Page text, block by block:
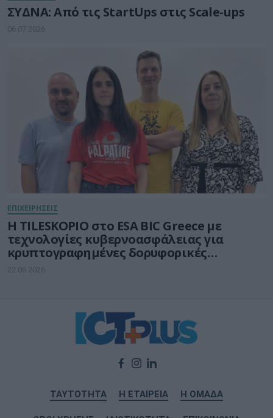
ΣΥΔΝΑ: Από τις StartUps στις Scale-ups
06.07.2026
ΕΠΙΧΕΙΡΗΣΕΙΣ
Η TILESKOPIO στο ESA BIC Greece με
τεχνολογίες κυβερνοασφάλειας για
κρυπτογραφημένες δορυφορικές
επικοινωνίες
22.06.2026
ΤΑΥΤΟΤΗΤΑ Η ΕΤΑΙΡΕΙΑ Η ΟΜΑΔΑ